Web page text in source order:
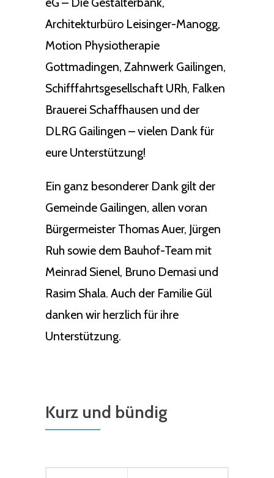
Architekturbüro Leisinger-Manogg,
Motion Physiotherapie
Gottmadingen, Zahnwerk Gailingen,
Schifffahrtsgesellschaft URh, Falken
Brauerei Schaffhausen und der
DLRG Gailingen – vielen Dank für
eure Unterstützung!
Ein ganz besonderer Dank gilt der
Gemeinde Gailingen, allen voran
Bürgermeister Thomas Auer, Jürgen
Ruh sowie dem Bauhof-Team mit
Meinrad Sienel, Bruno Demasi und
Rasim Shala. Auch der Familie Gül
danken wir herzlich für ihre
Unterstützung.
Kurz und bündig